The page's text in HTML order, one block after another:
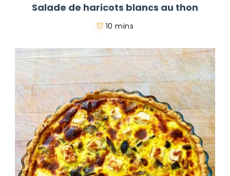
Salade de haricots blancs au thon
10 mins